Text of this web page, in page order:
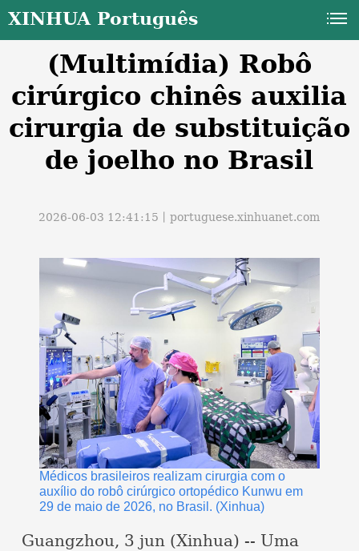
XINHUA Português
(Multimídia) Robô
cirúrgico chinês auxilia
cirurgia de substituição
de joelho no Brasil
2026-06-03 12:41:15丨portuguese.xinhuanet.com
Médicos brasileiros realizam cirurgia com o
auxílio do robô cirúrgico ortopédico Kunwu em
29 de maio de 2026, no Brasil. (Xinhua)
Guangzhou, 3 jun (Xinhua) -- Uma